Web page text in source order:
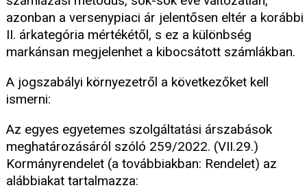
azonban a versenypiaci ár jelentősen eltér a korábbi
II. árkategória mértékétől, s ez a különbség
markánsan megjelenhet a kibocsátott számlákban.
A jogszabályi környezetről a következőket kell
ismerni:
Az egyes egyetemes szolgáltatási árszabások
meghatározásáról szóló 259/2022. (VII.29.)
Kormányrendelet (a továbbiakban: Rendelet) az
alábbiakat tartalmazza: